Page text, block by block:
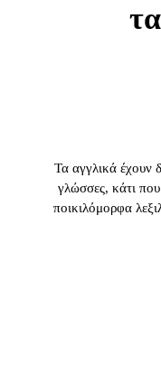
Τα αγγλικά έχουν
γλώσσες, κάτι
ποικιλόμορφα